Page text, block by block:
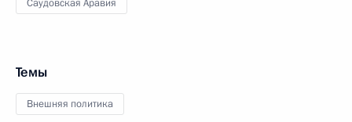
Саудовская Аравия
Темы
Внешняя политика